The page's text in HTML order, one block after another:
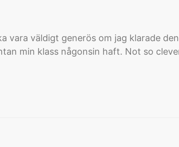
vara väldigt generös om jag klarade
min klass någonsin haft. Not so